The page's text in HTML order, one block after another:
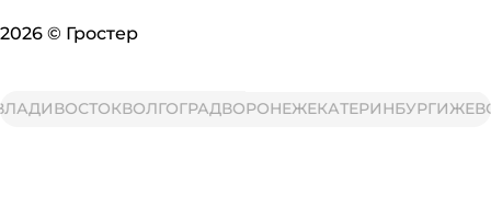
2026 © Гростер
ВОЛГОГРАДВОРОНЕЖЕКАТЕРИНБУРГИЖЕВСК